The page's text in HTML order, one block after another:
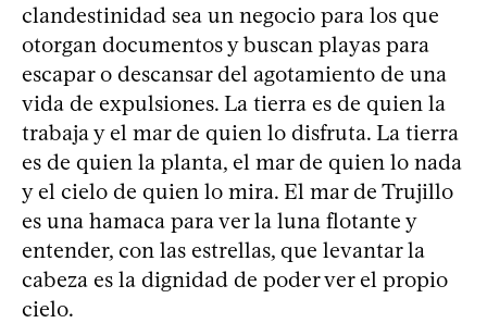
clandestinidad sea un negocio para los que
otorgan documentos y buscan playas para
escapar o descansar del agotamiento de una
vida de expulsiones. La tierra es de quien la
trabaja y el mar de quien lo disfruta. La tierra
es de quien la planta, el mar de quien lo nada
y el cielo de quien lo mira. El mar de Trujillo
es una hamaca para ver la luna flotante y
entender, con las estrellas, que levantar la
cabeza es la dignidad de poder ver el propio
cielo.